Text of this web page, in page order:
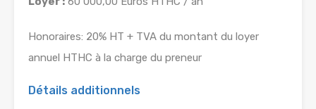
Honoraires: 20% HT + TVA du montant du loyer
annuel HTHC à la charge du preneur
Détails additionnels